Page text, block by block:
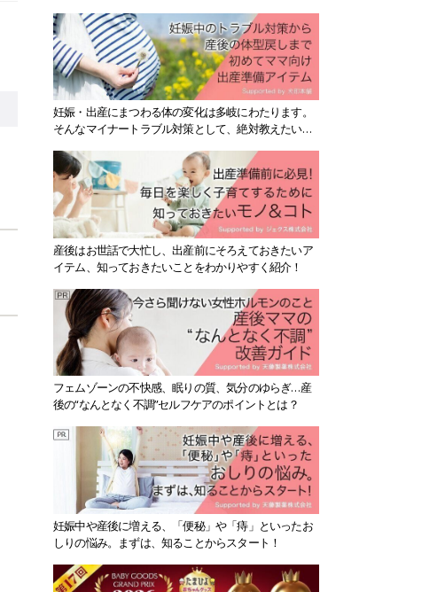
妊娠・出産にまつわる体の変化は多岐にわたります。
そんなマイナートラブル対策として、絶対教えたい！
産後はお世話で大忙し、出産前にそろえておきたいア
イテム、知っておきたいことをわかりやすく紹介！
フェムゾーンの不快感、眠りの質、気分のゆらぎ…産
後の“なんとなく不調”セルフケアのポイントとは？
妊娠中や産後に増える、「便秘」や「痔」といったお
しりの悩み。まずは、知ることからスタート！